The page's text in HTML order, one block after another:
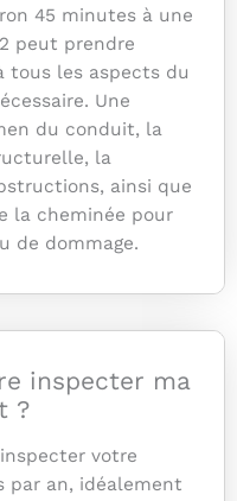
45 minutes à une
peut prendre
tous les aspects du
Une
du conduit, la
la
ainsi que
la cheminée pour
de dommage.
inspecter ma
?
votre
par an, idéalement